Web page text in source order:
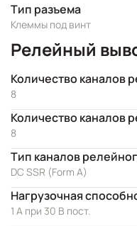
Тип разъема
Клеммы под винт
Релейный
Количество каналов
8
Количество каналов
8
Тип каналов
DC SSR (Form A)
Нагрузочная
1 А при 30 В пост.